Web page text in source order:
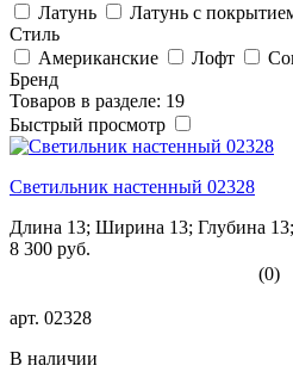
Латунь
Латунь с
Стиль
Американские
Лофт
Бренд
Товаров в разделе: 19
Быстрый просмотр
Светильник настенный 02328
Длина 13; Ширина 13; Глубина
8 300 руб.
(0)
арт. 02328
В наличии